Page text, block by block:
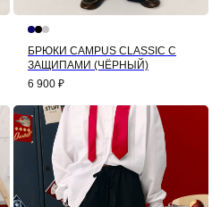
БРЮКИ CAMPUS CLASSIC С
ЗАЩИПАМИ (ЧЁРНЫЙ)
6 900 ₽